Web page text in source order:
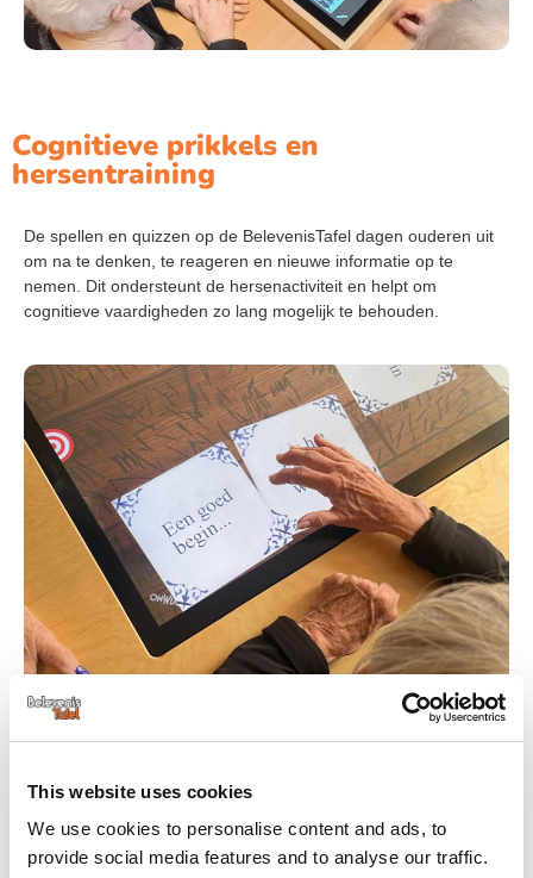
This website uses cookies
We use cookies to personalise content and ads, to
provide social media features and to analyse our traffic.
Cognitieve prikkels en
hersentraining
De spellen en quizzen op de BelevenisTafel dagen ouderen uit
om na te denken, te reageren en nieuwe informatie op te
nemen. Dit ondersteunt de hersenactiviteit en helpt om
cognitieve vaardigheden zo lang mogelijk te behouden.
Sociale verbinding creëren